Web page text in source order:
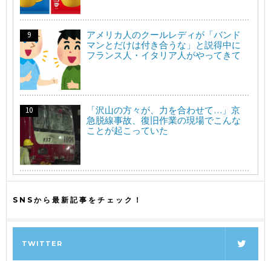
アメリカ人のクールレディが「バンド
マンとだけは付き合うな」と説得中に
フランス人・イタリア人がやってきて
「沢山の方々が、力を合わせて…」京
急脱線事故、復旧作業の現場でこんな
ことが起こっていた
SNSから最新記事をチェック！
TWITTER